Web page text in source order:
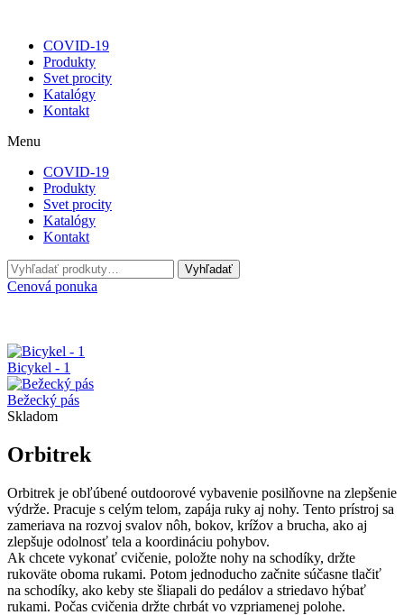
COVID-19
Produkty
Svet procity
Katalógy
Kontakt
Menu
COVID-19
Produkty
Svet procity
Katalógy
Kontakt
Hľadať:
Vyhľadať
Cenová ponuka
Bicykel - 1
Bežecký pás
Skladom
Orbitrek
Orbitrek je obľúbené outdoorové vybavenie posilňovne na zlepšenie
výdrže. Pracuje s celým telom, zapája ruky aj nohy. Tento prístroj sa
zameriava na rozvoj svalov nôh, bokov, krížov a brucha, ako aj
zlepšuje odolnosť tela a koordináciu pohybov.
Ak chcete vykonať cvičenie, položte nohy na schodíky, držte
rukoväte oboma rukami. Potom jednoducho začnite súčasne tlačiť
na schodíky, ako keby ste šliapali do pedálov a striedavo hýbať
rukami. Počas cvičenia držte chrbát vo vzpriamenej polohe.